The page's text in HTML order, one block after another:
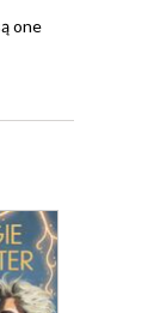
one